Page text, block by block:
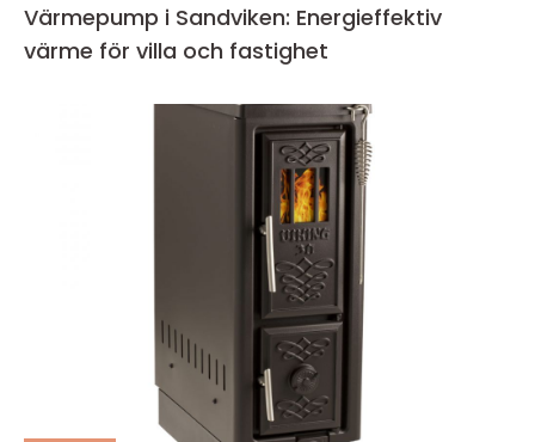
Värmepump i Sandviken: Energieffektiv
värme för villa och fastighet